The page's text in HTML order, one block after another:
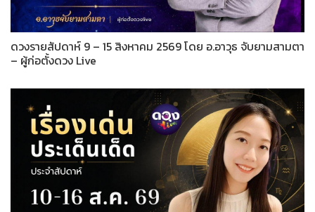
ดวงรายสัปดาห์ 9 – 15 สิงหาคม 2569 โดย อ.อาวุธ จับยามสามตา
– ผู้ก่อตั้งดวง Live